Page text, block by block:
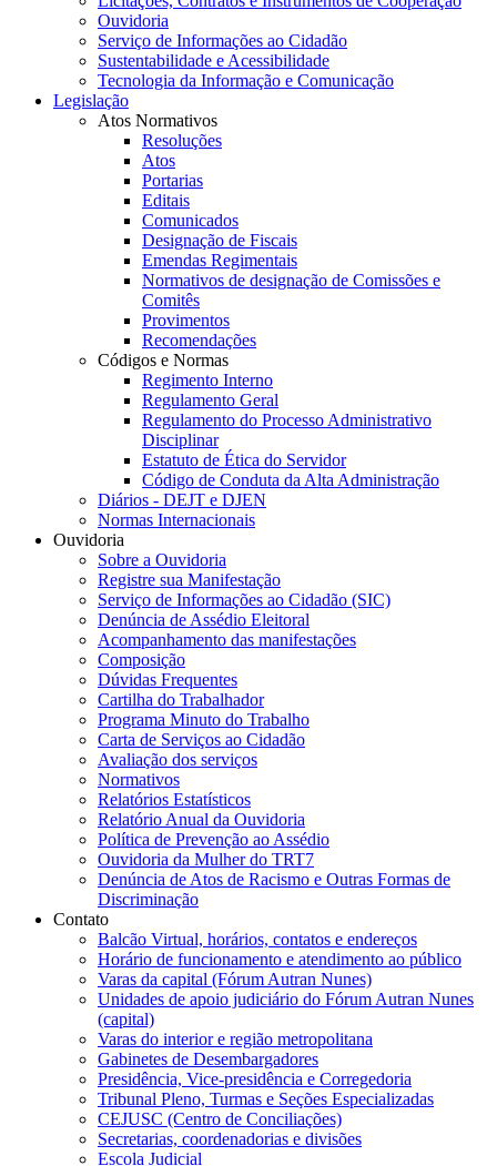
Ouvidoria
Serviço de Informações ao Cidadão
Sustentabilidade e Acessibilidade
Tecnologia da Informação e Comunicação
Legislação
Atos Normativos
Resoluções
Atos
Portarias
Editais
Comunicados
Designação de Fiscais
Emendas Regimentais
Normativos de designação de Comissões e
Comitês
Provimentos
Recomendações
Códigos e Normas
Regimento Interno
Regulamento Geral
Regulamento do Processo Administrativo
Disciplinar
Estatuto de Ética do Servidor
Código de Conduta da Alta Administração
Diários - DEJT e DJEN
Normas Internacionais
Ouvidoria
Sobre a Ouvidoria
Registre sua Manifestação
Serviço de Informações ao Cidadão (SIC)
Denúncia de Assédio Eleitoral
Acompanhamento das manifestações
Composição
Dúvidas Frequentes
Cartilha do Trabalhador
Programa Minuto do Trabalho
Carta de Serviços ao Cidadão
Avaliação dos serviços
Normativos
Relatórios Estatísticos
Relatório Anual da Ouvidoria
Política de Prevenção ao Assédio
Ouvidoria da Mulher do TRT7
Denúncia de Atos de Racismo e Outras Formas de
Discriminação
Contato
Balcão Virtual, horários, contatos e endereços
Horário de funcionamento e atendimento ao público
Varas da capital (Fórum Autran Nunes)
Unidades de apoio judiciário do Fórum Autran Nunes
(capital)
Varas do interior e região metropolitana
Gabinetes de Desembargadores
Presidência, Vice-presidência e Corregedoria
Tribunal Pleno, Turmas e Seções Especializadas
CEJUSC (Centro de Conciliações)
Secretarias, coordenadorias e divisões
Escola Judicial